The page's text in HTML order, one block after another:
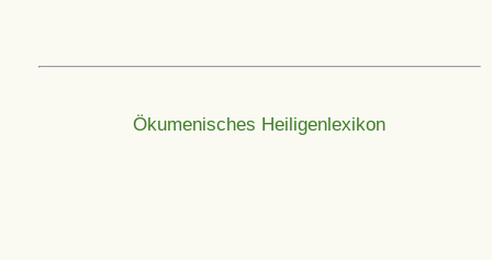
Ökumenisches Heiligenlexikon